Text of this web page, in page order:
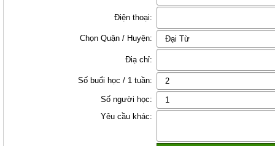
Điện thoại:
Chọn Quận / Huyện:
Điạ chỉ:
Số buổi học / 1 tuần:
Số người học:
Yêu cầu khác: